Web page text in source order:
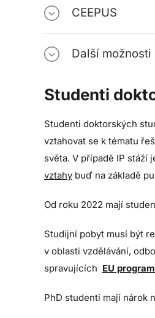
CEEPUS
Další
Studenti
Studenti doktorských
vztahovat se k tématu
světa. V případě IP
vztahy buď na základě
Od roku 2022 mají
Studijní pobyt musí být
v oblasti vzdělávání,
spravujících EU
PhD studenti mají nárok